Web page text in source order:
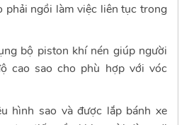
phải ngồi làm việc liên tục trong
bộ piston khí nén giúp người
cao sao cho phù hợp với vóc
hình sao và được lắp bánh xe